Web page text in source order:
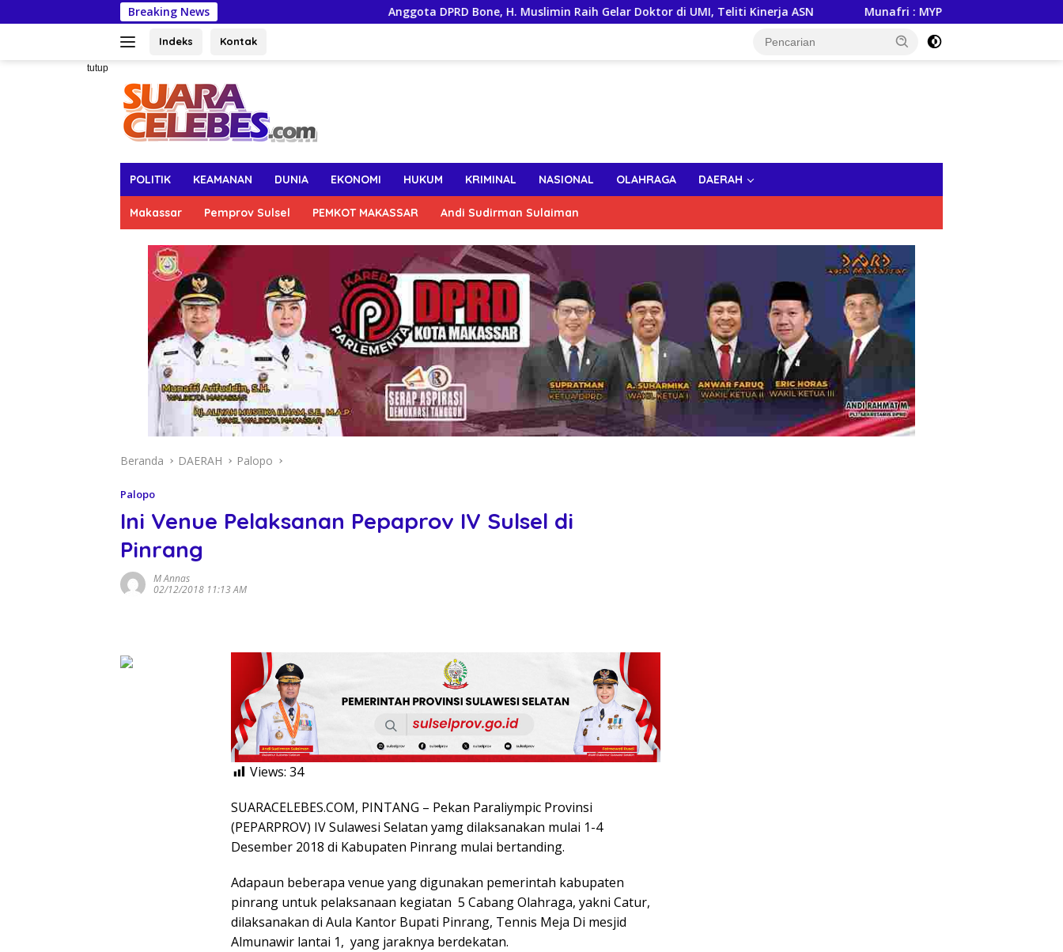
ke
Breaking News Anggota DPRD Bone, H. Muslimin Raih Gelar Doktor di UMI, Teliti Kinerja ASN Munafri : MYP Gubernur Sulsel, Andi
Indeks Kontak
tutup
POLITIK KEAMANAN DUNIA EKONOMI HUKUM KRIMINAL NASIONAL OLAHRAGA DAERAH
Makassar Pemprov Sulsel PEMKOT MAKASSAR Andi Sudirman Sulaiman
Beranda DAERAH Palopo
Palopo
Ini Venue Pelaksanan Pepaprov IV Sulsel di
Pinrang
M Annas
02/12/2018 11:13 AM
Views: 34
SUARACELEBES.COM, PINTANG – Pekan Paraliympic Provinsi
(PEPARPROV) IV Sulawesi Selatan yamg dilaksanakan mulai 1-4
Desember 2018 di Kabupaten Pinrang mulai bertanding.
Adapaun beberapa venue yang digunakan pemerintah kabupaten
pinrang untuk pelaksanaan kegiatan 5 Cabang Olahraga, yakni Catur,
dilaksanakan di Aula Kantor Bupati Pinrang, Tennis Meja Di mesjid
Almunawir lantai 1, yang jaraknya berdekatan.